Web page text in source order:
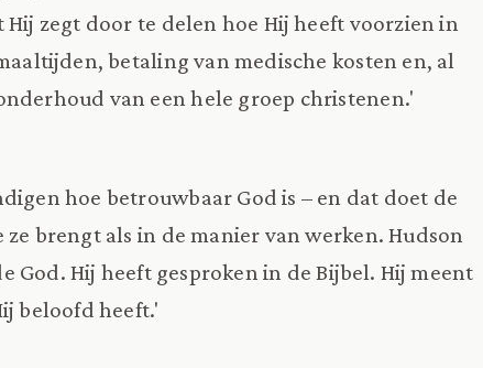
zegt door te delen hoe Hij heeft voorzien in
betaling van medische kosten en, al
van een hele groep christenen.'
hoe betrouwbaar God is – en dat doet de
brengt als in de manier van werken. Hudson
God. Hij heeft gesproken in de Bijbel. Hij meent
beloofd heeft.'